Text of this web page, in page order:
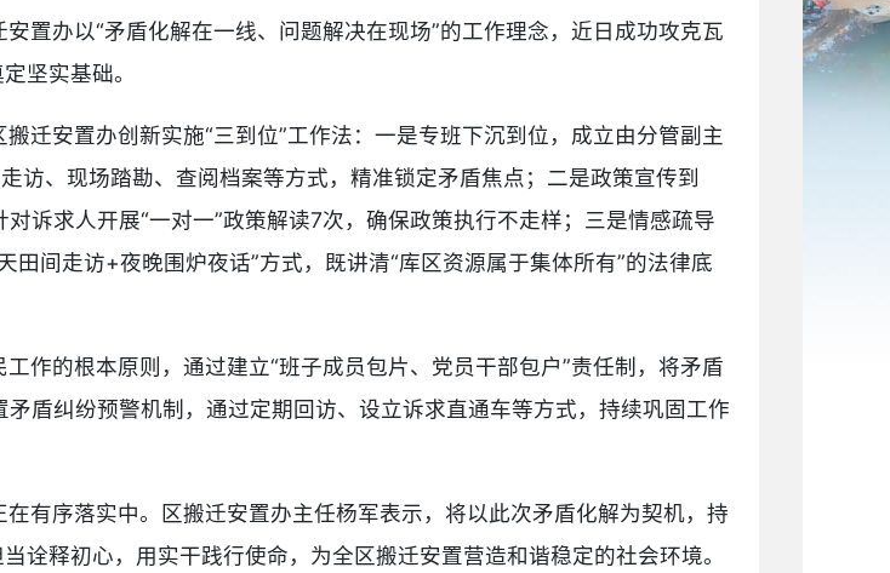
置办以“矛盾化解在一线、问题解决在现场”的工作理念，近日成功攻克瓦
坚实基础。
迁安置办创新实施“三到位”工作法：一是专班下沉到位，成立由分管副主
访、现场踏勘、查阅档案等方式，精准锁定矛盾焦点；二是政策宣传到
诉求人开展“一对一”政策解读7次，确保政策执行不走样；三是情感疏导
间走访+夜晚围炉夜话”方式，既讲清“库区资源属于集体所有”的法律底
作的根本原则，通过建立“班子成员包片、党员干部包户”责任制，将矛盾
盾纠纷预警机制，通过定期回访、设立诉求直通车等方式，持续巩固工作
有序落实中。区搬迁安置办主任杨军表示，将以此次矛盾化解为契机，持
诠释初心，用实干践行使命，为全区搬迁安置营造和谐稳定的社会环境。